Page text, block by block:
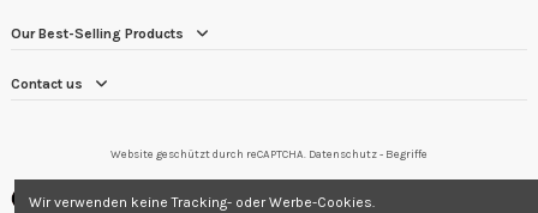
Our Best-Selling Products
Contact us
Website geschützt durch reCAPTCHA. Datenschutz- Begriffe
Händler zugelassen von Gesellschaft für Garantierte Bewertungen,
Wir verwenden keine Tracking- oder Werbe-Cookies.